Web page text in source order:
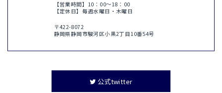
【営業時間】10：00〜18：00
【定休日】毎週水曜日・木曜日
〒422-8072
静岡県静岡市駿河区小黒2丁目10番54号
公式twitter